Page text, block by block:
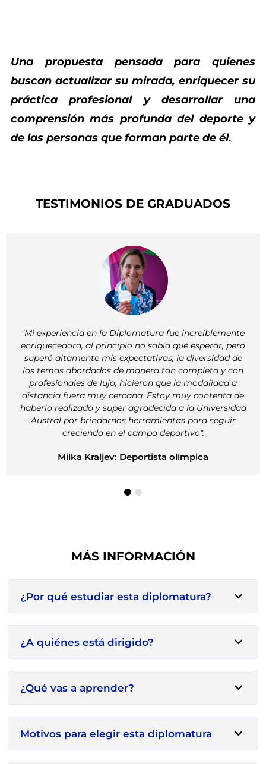
Una propuesta pensada para quienes
buscan actualizar su mirada, enriquecer su
práctica profesional y desarrollar una
comprensión más profunda del deporte y
de las personas que forman parte de él.
TESTIMONIOS DE GRADUADOS
"Mi experiencia en la Diplomatura fue increíblemente
enriquecedora, al principio no sabía qué esperar, pero
superó altamente mis expectativas; la diversidad de
los temas abordados de manera tan completa y con
profesionales de lujo, hicieron que la modalidad a
distancia fuera muy cercana. Estoy muy contenta de
haberlo realizado y super agradecida a la Universidad
Austral por brindarnos herramientas para seguir
creciendo en el campo deportivo".
Milka Kraljev: Deportista olímpica
MÁS INFORMACIÓN
¿Por qué estudiar esta diplomatura?
¿A quiénes está dirigido?
¿Qué vas a aprender?
Motivos para elegir esta diplomatura